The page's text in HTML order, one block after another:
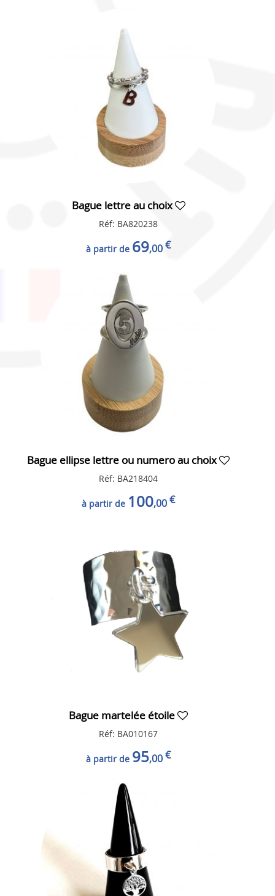
Bague lettre au choix
Réf: BA820238
à partir de 69,00€
Bague ellipse lettre ou numero au choix
Réf: BA218404
à partir de 100,00€
Bague martelée étoile
Réf: BA010167
à partir de 95,00€